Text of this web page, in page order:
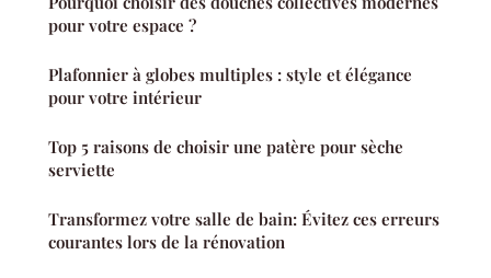
pour votre espace ?
Plafonnier à globes multiples : style et élégance
pour votre intérieur
Top 5 raisons de choisir une patère pour sèche
serviette
Transformez votre salle de bain: Évitez ces erreurs
courantes lors de la rénovation